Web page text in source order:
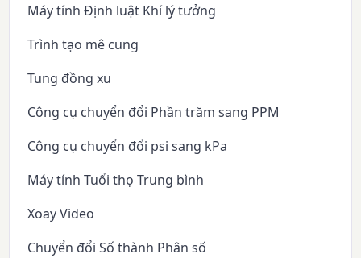
Máy tính Định luật Khí lý tưởng
Trình tạo mê cung
Tung đồng xu
Công cụ chuyển đổi Phần trăm sang PPM
Công cụ chuyển đổi psi sang kPa
Máy tính Tuổi thọ Trung bình
Xoay Video
Chuyển đổi Số thành Phân số